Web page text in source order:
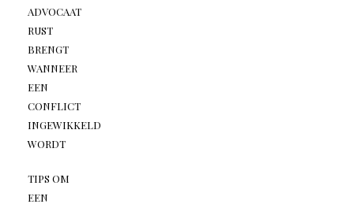
ADVOCAAT
RUST
BRENGT
WANNEER
EEN
CONFLICT
INGEWIKKELD
WORDT
TIPS OM
EEN